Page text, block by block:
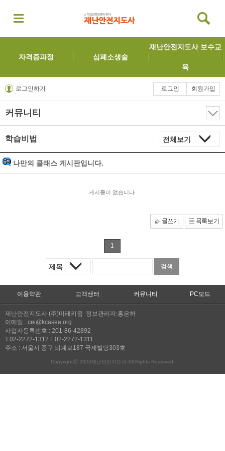
자격증과정 심폐소생술
재난안전지도사 보수교
육
로그인하기 로그인 회원가입
커뮤니티
학습비법
나만의 클래스 게시판입니다.
게시물이 없습니다.
1
이용약관 고객센터 커뮤니티 PC모드
재난안전지도사 (주)미래키움 정보관리자:홍은하
이메일 : cei@kcasea.org
사업자등록번호 : 201-86-42892
T.02-2272-1312 F.02-2272-1311
주소 : 서울시 중구 퇴계로187 국제빌딩303호
Copyrightⓒ 2026재난안전지도사 All Rights Reserved.